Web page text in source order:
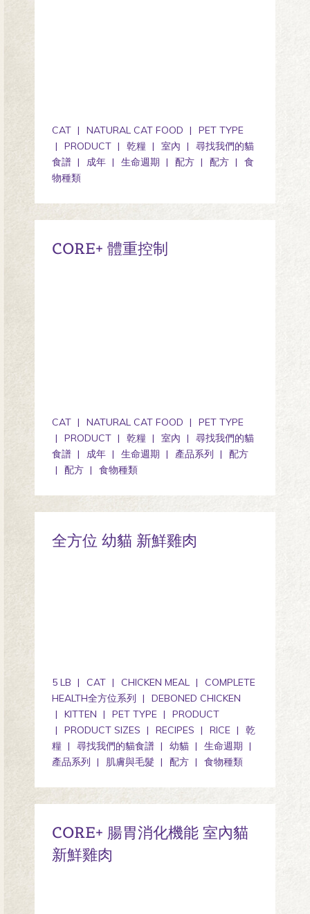
CAT NATURAL CAT FOOD
PET TYPE
PRODUCT
乾糧 室內
尋找我們的貓
食譜
成年 生命週期 配方 配方
食
物種類
CORE+ 體重控制
CAT NATURAL CAT FOOD
PET TYPE
PRODUCT
乾糧 室內
尋找我們的貓
食譜
成年 生命週期 產品系列
配方
配方
食物種類
全方位 幼貓 新鮮雞肉
5 LB CAT CHICKEN MEAL
COMPLETE
HEALTH全方位系列
DEBONED CHICKEN
KITTEN
PET TYPE
PRODUCT
PRODUCT SIZES
RECIPES RICE
乾
糧
尋找我們的貓食譜 幼貓
生命週期
產品系列
肌膚與毛髮 配方 食物種類
CORE+ 腸胃消化機能 室內貓
新鮮雞肉